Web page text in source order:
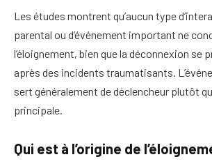
Les études montrent qu’aucun type
parental ou d’événement important ne
l’éloignement, bien que la déconnexion se
après des incidents traumatisants.
sert généralement de déclencheur plutôt
principale.
Qui est à l’origine de